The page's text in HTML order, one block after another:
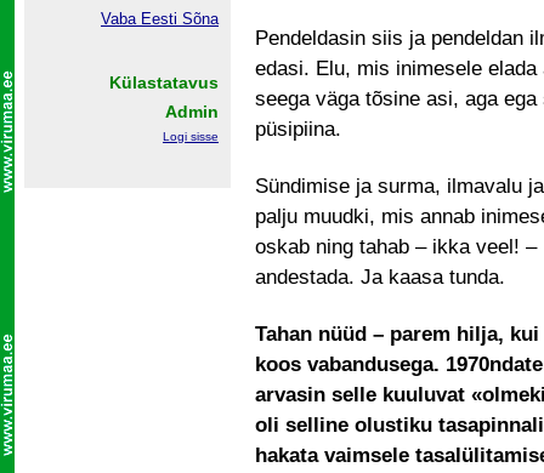
Pendeldasin siis ja pendeldan
edasi. Elu, mis inimesele
seega väga tõsine asi, aga
püsipiina.
Sündimise ja surma, ilmavalu
palju muudki, mis annab
oskab ning tahab – ikka veel!
andestada. Ja kaasa tunda.
Tahan nüüd – parem hilja,
koos vabandusega.
arvasin selle kuuluvat
oli selline olustiku
hakata vaimsele
Vaba Eesti Sõna
Külastatavus
Admin
Logi sisse